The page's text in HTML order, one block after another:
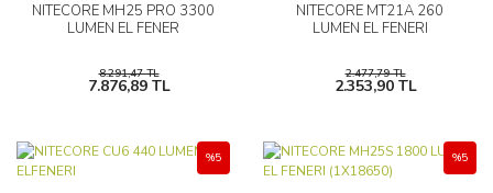
NITECORE MH25 PRO 3300
LUMEN EL FENER
8.291,47 TL
7.876,89 TL
NITECORE MT21A 260
LUMEN EL FENERI
2.477,79 TL
2.353,90 TL
%5 %5